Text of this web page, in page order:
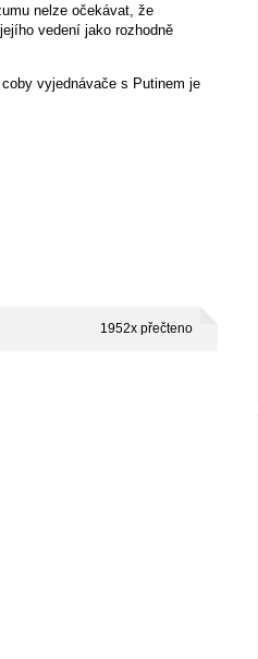
nelze očekávat, že
vedení jako rozhodně
vyjednávače s Putinem je
1952x přečteno